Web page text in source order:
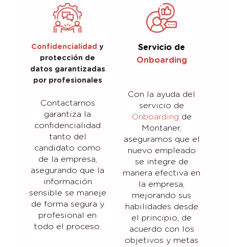
Confidencialidad y
protección de
datos garantizadas
por profesionales
Contactarnos
garantiza la
confidencialidad
tanto del
candidato como
de la empresa,
asegurando que la
información
sensible se maneje
de forma segura y
profesional en
todo el proceso.
Servicio de
Onboarding
Con la ayuda del
servicio de
Onboarding de
Montaner,
aseguramos que el
nuevo empleado
se integre de
manera efectiva en
la empresa,
mejorando sus
habilidades desde
el principio, de
acuerdo con los
objetivos y metas